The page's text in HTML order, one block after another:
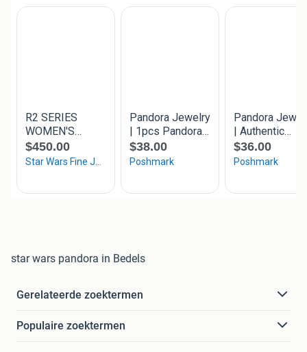
star wars pandora in Bedels
Gerelateerde zoektermen
Populaire zoektermen